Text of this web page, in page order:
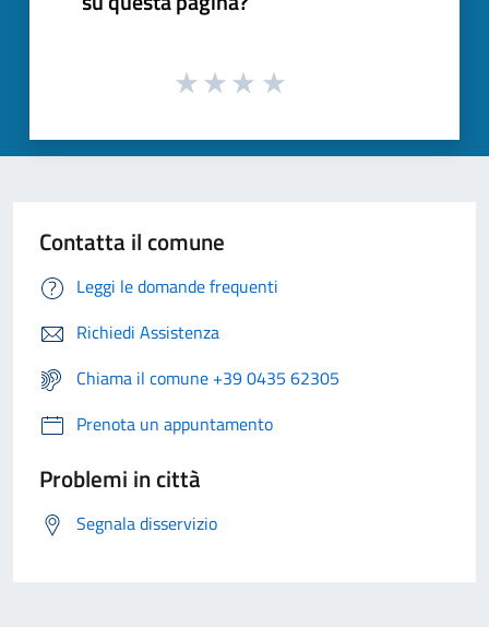
Contatta il comune
Leggi le domande frequenti
Richiedi Assistenza
Chiama il comune +39 0435 62305
Prenota un appuntamento
Problemi in città
Segnala disservizio